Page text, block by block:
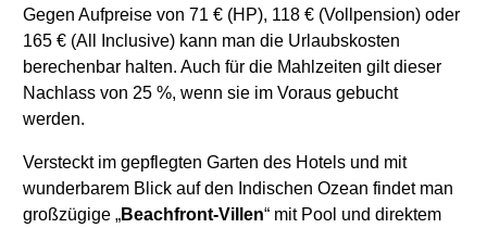
Gegen Aufpreise von 71 € (HP), 118 € (Vollpension) oder
165 € (All Inclusive) kann man die Urlaubskosten
berechenbar halten. Auch für die Mahlzeiten gilt dieser
Nachlass von 25 %, wenn sie im Voraus gebucht
werden.
Versteckt im gepflegten Garten des Hotels und mit
wunderbarem Blick auf den Indischen Ozean findet man
großzügige „Beachfront-Villen“ mit Pool und direktem